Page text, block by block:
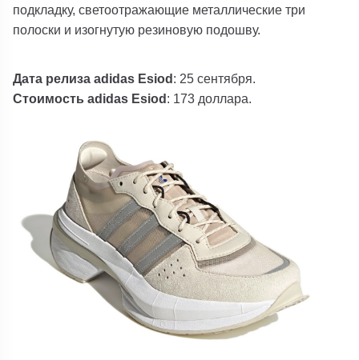
подкладку, светоотражающие металлические три
полоски и изогнутую резиновую подошву.
Дата релиза adidas Esiod : 25 сентября.
Стоимость adidas Esiod : 173 доллара.